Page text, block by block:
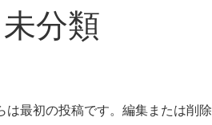
未分類
最初の投稿です。編集または削